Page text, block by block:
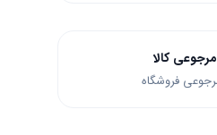
فروشگاه